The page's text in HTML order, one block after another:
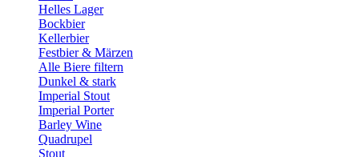
Helles Lager
Bockbier
Kellerbier
Festbier & Märzen
Alle Biere filtern
Dunkel & stark
Imperial Stout
Imperial Porter
Barley Wine
Quadrupel
Stout